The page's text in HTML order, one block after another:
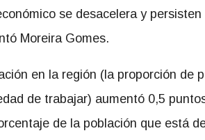
se desacelera y
Moreira Gomes.
en la región (la proporción de
de trabajar) aumentó 0,5
de la población que está